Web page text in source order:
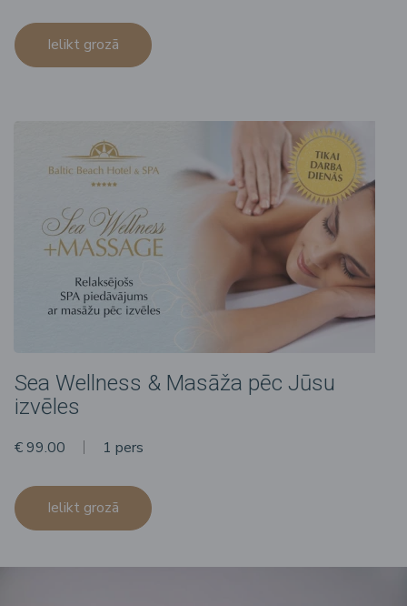
Ielikt grozā
Sea Wellness & Masāža pēc Jūsu
izvēles
€ 99.00 1 pers
Ielikt grozā